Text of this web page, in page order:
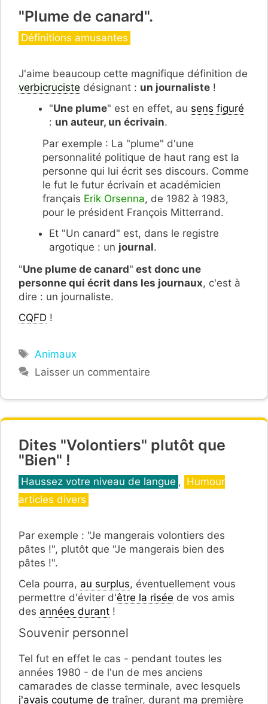
"Plume de canard".
Catégories
Définitions amusantes
J'aime beaucoup cette magnifique définition de
verbicruciste désignant : un journaliste !
"Une plume" est en effet, au sens figuré
: un auteur, un écrivain.
Par exemple : La "plume" d'une
personnalité politique de haut rang est la
personne qui lui écrit ses discours. Comme
le fut le futur écrivain et académicien
français Erik Orsenna, de 1982 à 1983,
pour le président François Mitterrand.
Et "Un canard" est, dans le registre
argotique : un journal.
"Une plume de canard" est donc une
personne qui écrit dans les journaux, c'est à
dire : un journaliste.
CQFD !
Étiquettes
Animaux
Laisser un commentaire
Dites "Volontiers" plutôt que
"Bien" !
Catégories
Haussez votre niveau de langue , Humour
articles divers
Par exemple : "Je mangerais volontiers des
pâtes !", plutôt que "Je mangerais bien des
pâtes !".
Cela pourra, au surplus, éventuellement vous
permettre d'éviter d'être la risée de vos amis
des années durant !
Souvenir personnel
Tel fut en effet le cas - pendant toutes les
années 1980 - de l'un de mes anciens
camarades de classe terminale, avec lesquels
j'avais coutume de traîner, durant ma première